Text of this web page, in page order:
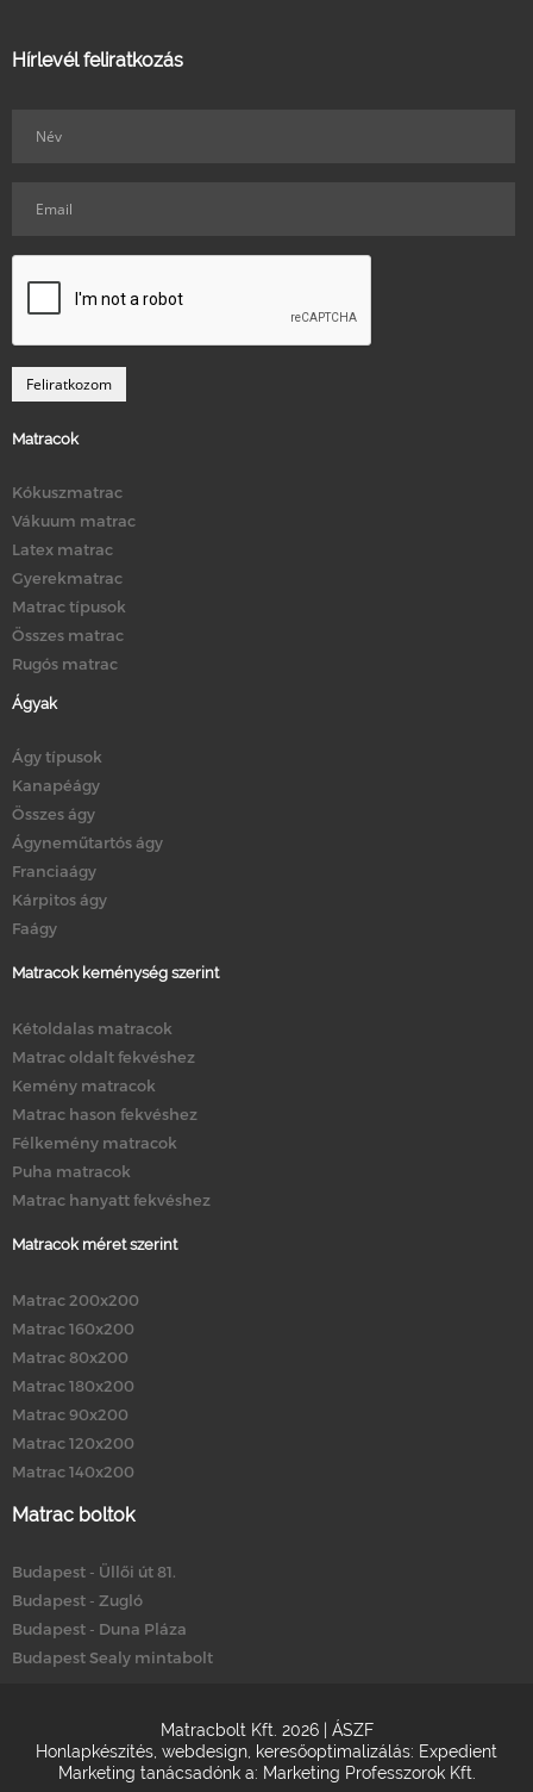
Hírlevél feliratkozás
Matracok
Kókuszmatrac
Vákuum matrac
Latex matrac
Gyerekmatrac
Matrac típusok
Összes matrac
Rugós matrac
Ágyak
Ágy típusok
Kanapéágy
Összes ágy
Ágyneműtartós ágy
Franciaágy
Kárpitos ágy
Faágy
Matracok keménység szerint
Kétoldalas matracok
Matrac oldalt fekvéshez
Kemény matracok
Matrac hason fekvéshez
Félkemény matracok
Puha matracok
Matrac hanyatt fekvéshez
Matracok méret szerint
Matrac 200x200
Matrac 160x200
Matrac 80x200
Matrac 180x200
Matrac 90x200
Matrac 120x200
Matrac 140x200
Matrac boltok
Budapest - Üllői út 81.
Budapest - Zugló
Budapest - Duna Pláza
Budapest Sealy mintabolt
Matracbolt Kft. 2026 | ÁSZF
Honlapkészítés webdesign keresőoptimalizálás: Expedient
Marketing tanácsadónk a: Marketing Professzorok Kft.